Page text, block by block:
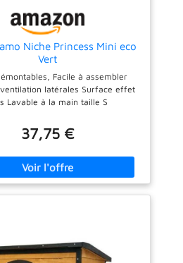
Niche Princess Mini eco
Vert
Facile à assembler
latérales Surface effet
Lavable à la main taille S
37,75 €